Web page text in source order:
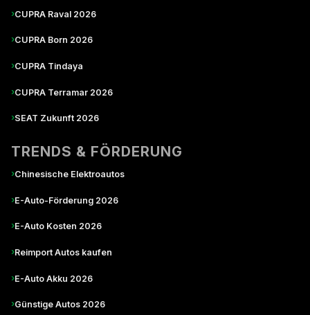
›CUPRA Raval 2026
›CUPRA Born 2026
›CUPRA Tindaya
›CUPRA Terramar 2026
›SEAT Zukunft 2026
TRENDS & FÖRDERUNG
›Chinesische Elektroautos
›E-Auto-Förderung 2026
›E-Auto Kosten 2026
›Reimport Autos kaufen
›E-Auto Akku 2026
›Günstige Autos 2026